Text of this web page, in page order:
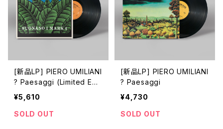
[新品LP] PIERO UMILIANI
? Paesaggi (Limited Edit
ion)
¥5,610
SOLD OUT
[新品LP] PIERO UMILIANI
? Paesaggi
¥4,730
SOLD OUT